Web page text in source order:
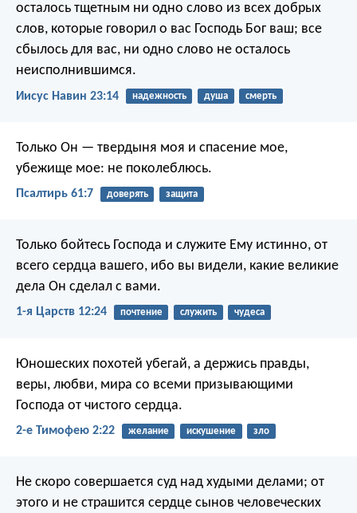
осталось тщетным ни одно слово из всех добрых
слов, которые говорил о вас Господь Бог ваш; все
сбылось для вас, ни одно слово не осталось
неисполнившимся.
Иисус Навин 23:14 надежность душа смерть
Только Он — твердыня моя и спасение мое,
убежище мое: не поколеблюсь.
Псалтирь 61:7 доверять защита
Только бойтесь Господа и служите Ему истинно, от
всего сердца вашего, ибо вы видели, какие великие
дела Он сделал с вами.
1-я Царств 12:24 почтение служить чудеса
Юношеских похотей убегай, а держись правды,
веры, любви, мира со всеми призывающими
Господа от чистого сердца.
2-е Тимофею 2:22 желание искушение зло
Не скоро совершается суд над худыми делами; от
этого и не страшится сердце сынов человеческих